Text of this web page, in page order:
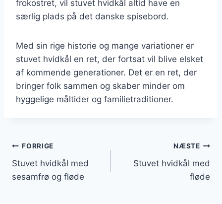
frokostret, vil stuvet hvidkål altid have en
særlig plads på det danske spisebord.
Med sin rige historie og mange variationer er
stuvet hvidkål en ret, der fortsat vil blive elsket
af kommende generationer. Det er en ret, der
bringer folk sammen og skaber minder om
hyggelige måltider og familietraditioner.
Indlægsnavigation
FORRIGE
Stuvet hvidkål med
sesamfrø og fløde
NÆSTE
Stuvet hvidkål med
fløde